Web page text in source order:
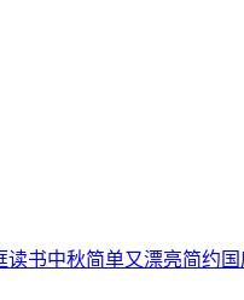
读书中秋简单又漂亮简约